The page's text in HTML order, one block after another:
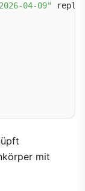
04-09" reply
mit